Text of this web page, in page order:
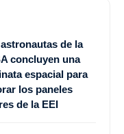
de la
concluyen una
espacial para
los paneles
de la EEI